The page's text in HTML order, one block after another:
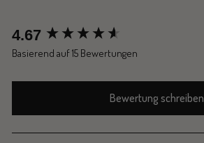
4.67
Basierend auf 15 Bewertungen
Bewertung schreiben
New content loaded